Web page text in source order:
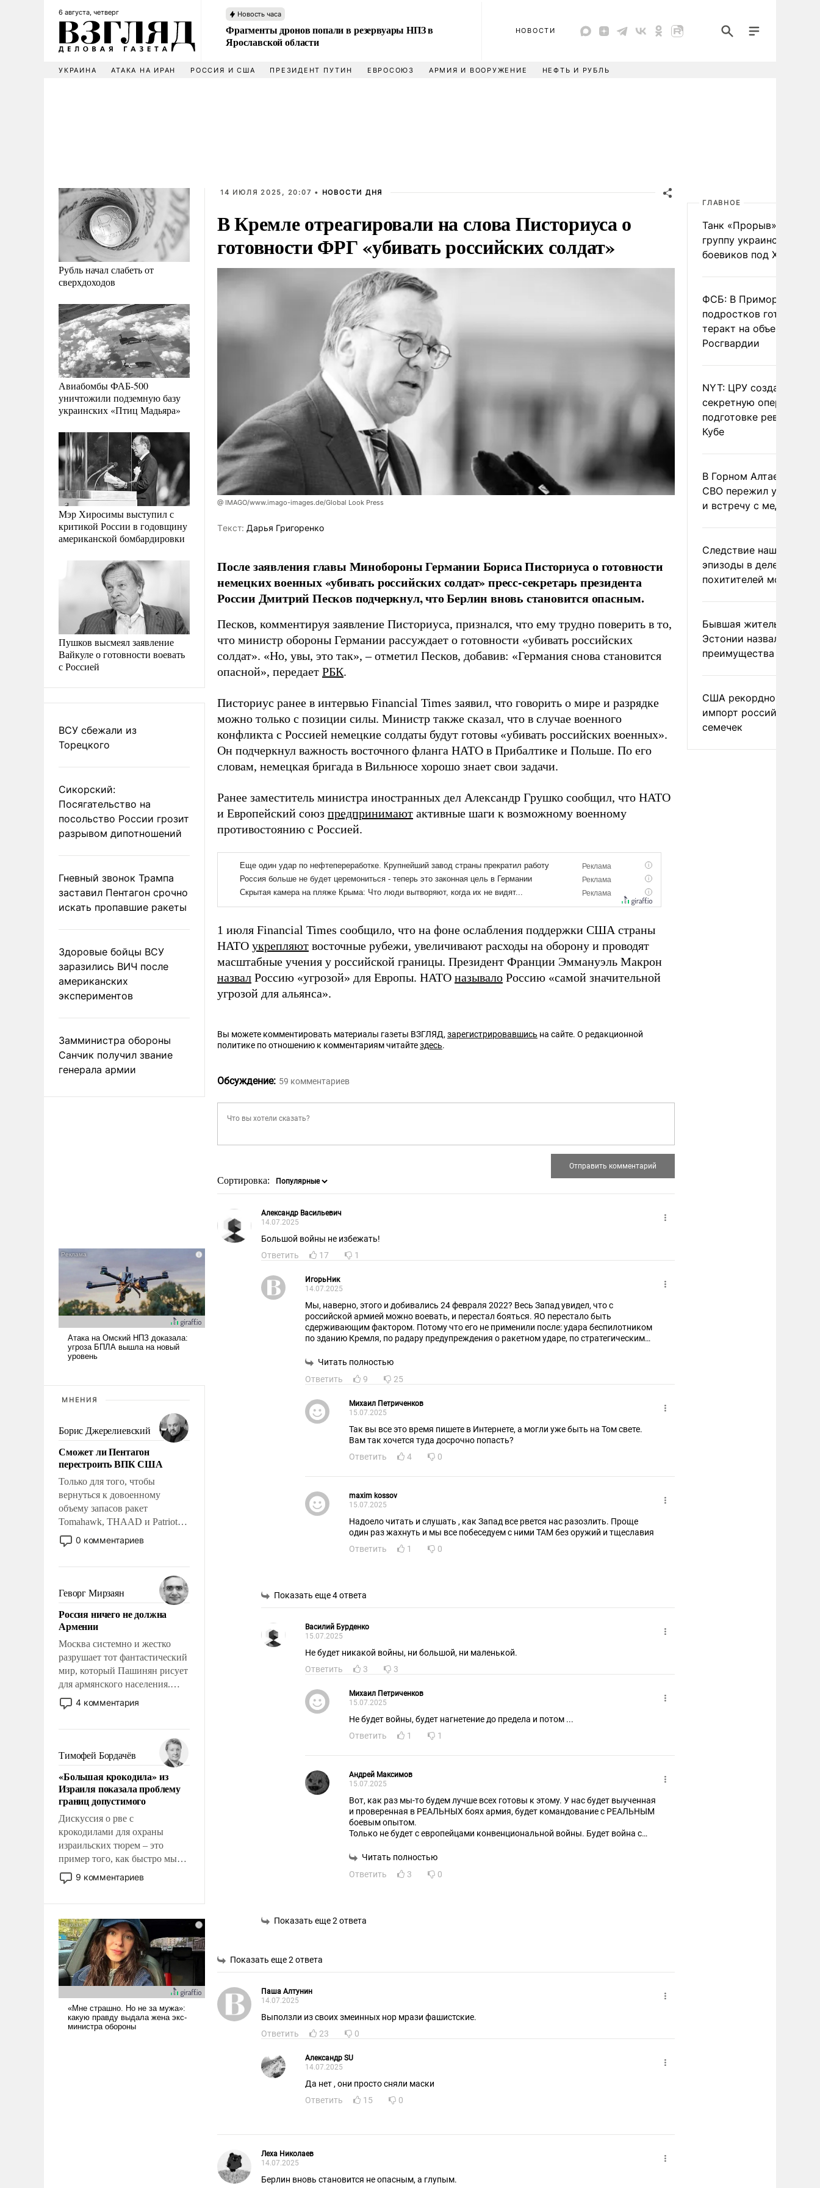
6 августа, четверг Новость часа
Фрагменты дронов попали в резервуары НПЗ в
Ярославской области
НОВОСТИ
УКРАИНА АТАКА НА ИРАН РОССИЯ И США ПРЕЗИДЕНТ ПУТИН ЕВРОСОЮЗ АРМИЯ И ВООРУЖЕНИЕ НЕФТЬ И РУБЛЬ
Рубль начал слабеть от
сверхдоходов
Авиабомбы ФАБ-500
уничтожили подземную базу
украинских «Птиц Мадьяра»
Мэр Хиросимы выступил с
критикой России в годовщину
американской бомбардировки
Пушков высмеял заявление
Вайкуле о готовности воевать
с Россией
ВСУ сбежали из
Торецкого
Сикорский:
Посягательство на
посольство России грозит
разрывом дипотношений
Гневный звонок Трампа
заставил Пентагон срочно
искать пропавшие ракеты
Здоровые бойцы ВСУ
заразились ВИЧ после
американских
экспериментов
Замминистра обороны
Санчик получил звание
генерала армии
МНЕНИЯ
Борис Джерелиевский
Сможет ли Пентагон
перестроить ВПК США
Только для того, чтобы
вернуться к довоенному
объему запасов ракет
Tomahawk, THAAD и Patriot
США потребуется более трех
лет. Даже небольшая война с
Сложившаяся ситуация
означает многолетний период
уязвимости США, например,
перед Китаем.
0 комментариев
Геворг Мирзаян
Россия ничего не должна
Армении
Москва системно и жестко
разрушает тот фантастический
мир, который Пашинян рисует
для армянского населения.
Мир, где этому населению все
должны просто по
политические прожекты будут
беспрекословно оплачиваться
за счет российских
налогоплательщиков и где за
свои поступки не нужно
отвечать.
4 комментария
Тимофей Бордачёв
«Большая крокодила» из
Израиля показала проблему
границ допустимого
Дискуссия о рве с
крокодилами для охраны
израильских тюрем – это
пример того, как быстро мы
двигаемся по пути
революционных изменений.
псевдонаучной фантастики,
стало всерьез обсуждаемой
идеей.
9 комментариев
14 ИЮЛЯ 2025, 20:07 • НОВОСТИ ДНЯ
В Кремле отреагировали на слова Писториуса о
готовности ФРГ «убивать российских солдат»
@ IMAGO/www.imago-images.de/Global Look Press
Tекст: Дарья Григоренко
После заявления главы Минобороны Германии Бориса Писториуса о готовности
немецких военных «убивать российских солдат» пресс-секретарь президента
России Дмитрий Песков подчеркнул, что Берлин вновь становится опасным.
Песков, комментируя заявление Писториуса, признался, что ему трудно поверить в то,
что министр обороны Германии рассуждает о готовности «убивать российских
солдат». «Но, увы, это так», – отметил Песков, добавив: «Германия снова становится
опасной», передает РБК.
Писториус ранее в интервью Financial Times заявил, что говорить о мире и разрядке
можно только с позиции силы. Министр также сказал, что в случае военного
конфликта с Россией немецкие солдаты будут готовы «убивать российских военных».
Он подчеркнул важность восточного фланга НАТО в Прибалтике и Польше. По его
словам, немецкая бригада в Вильнюсе хорошо знает свои задачи.
Ранее заместитель министра иностранных дел Александр Грушко сообщил, что НАТО
и Европейский союз предпринимают активные шаги к возможному военному
противостоянию с Россией.
1 июля Financial Times сообщило, что на фоне ослабления поддержки США страны
НАТО укрепляют восточные рубежи, увеличивают расходы на оборону и проводят
масштабные учения у российской границы. Президент Франции Эммануэль Макрон
назвал Россию «угрозой» для Европы. НАТО называло Россию «самой значительной
угрозой для альянса».
Вы можете комментировать материалы газеты ВЗГЛЯД,зарегистрировавшись на сайте. О редакционной
политике по отношению к комментариям читайтездесь.
Обсуждение: 59 комментариев
Сортировка:
Александр Васильевич
14.07.2025
Большой войны не избежать!
Ответить
17 1
ИгорьНик
14.07.2025
Мы, наверно, этого и добивались 24 февраля 2022? Весь Запад увидел, что с
российской армией можно воевать, и перестал бояться. ЯО перестало быть
сдерживающим фактором. Потому что его не применили после: удара беспилотником
по зданию Кремля, по радару предупреждения о ракетном ударе, по стратегическим
Читать полностью
Ответить
9 25
Михаил Петриченков
15.07.2025
Так вы все это время пишете в Интернете, а могли уже быть на Том свете.
Вам так хочется туда досрочно попасть?
Ответить
4 0
maxim kossov
15.07.2025
Надоело читать и слушать , как Запад все рвется нас разозлить. Проще
один раз жахнуть и мы все побеседуем с ними ТАМ без оружий и тщеславия
Ответить
1 0
Показать еще 4 ответа
Василий Бурденко
15.07.2025
Не будет никакой войны, ни большой, ни маленькой.
Ответить
3 3
Михаил Петриченков
15.07.2025
Не будет войны, будет нагнетение до предела и потом ...
Ответить
1 1
Андрей Максимов
15.07.2025
Вот, как раз мы-то будем лучше всех готовы к этому. У нас будет выученная
и проверенная в РЕАЛЬНЫХ боях армия, будет командование с РЕАЛЬНЫМ
боевым опытом.
Только не будет с европейцами конвенциональной войны. Будет война с
и "папу всех бомб" используем обязательно, и ЯО не пожалеем для
Читать полностью
Ответить
3 0
Показать еще 2 ответа
Показать еще 2 ответа
Паша Алтунин
14.07.2025
Выползли из своих змеинных нор мрази фашистские.
Ответить
23 0
Александр SU
14.07.2025
Да нет , они просто сняли маски
Ответить
15 0
Леха Николаев
14.07.2025
Берлин вновь становится не опасным, а глупым.
ГЛАВНОЕ
Танк «Прорыв»
группу украинских
боевиков под
ФСБ: В Приморье трое
подростков готовили
теракт на объекте
Росгвардии
NYT: ЦРУ создало
секретную опергруппу
подготовке революции
Кубе
В Горном Алтае
СВО пережил удар
и встречу с медведем
Следствие нашло
эпизоды в деле
похитителей москвичек
Бывшая жительница
Эстонии назвала
преимущества России
США рекордно
импорт российских
семечек